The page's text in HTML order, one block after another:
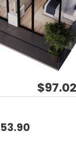
53.90